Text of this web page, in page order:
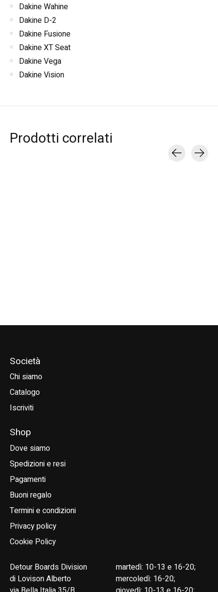
Dakine Wahine
Dakine D-2
Dakine Fusione
Dakine XT Seat
Dakine Vega
Dakine Vision
Prodotti correlati
Società
Chi siamo
Catalogo
Iscriviti
Shop
Dove siamo
Spedizioni e resi
Pagamenti
Buoni regalo
Termini e condizioni
Privacy policy
Cookie Policy
Detour Boards Division
di Lovison Alberto
martedì: 10-13 e 16-20;
mercoledì: 16-20;